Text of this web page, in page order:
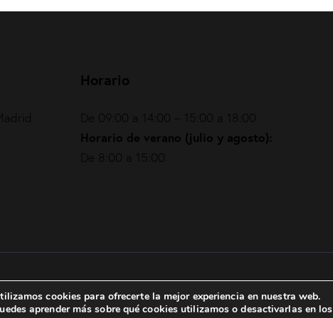
Horario
De 09:00 a 14:00 – 15:00 a 18:00
Horario de verano (julio y agosto):
De 8:00 a 15:00
Política de privacidad
cookies para ofrecerte la mejor experiencia en nuestra web.
aprender más sobre qué cookies utilizamos o desactivarlas en los